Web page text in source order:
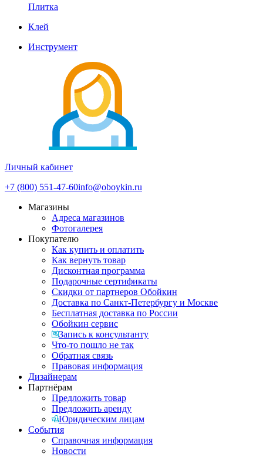
Плитка
Клей
Инструмент
Личный кабинет
+7 (800) 551-47-60info@oboykin.ru
Магазины
Адреса магазинов
Фотогалерея
Покупателю
Как купить и оплатить
Как вернуть товар
Дисконтная программа
Подарочные сертификаты
Скидки от партнеров Обойкин
Доставка по Санкт-Петербургу и Москве
Бесплатная доставка по России
Обойкин сервис
Запись к консультанту
Что-то пошло не так
Обратная связь
Правовая информация
Дизайнерам
Партнёрам
Предложить товар
Предложить аренду
Юридическим лицам
События
Справочная информация
Новости